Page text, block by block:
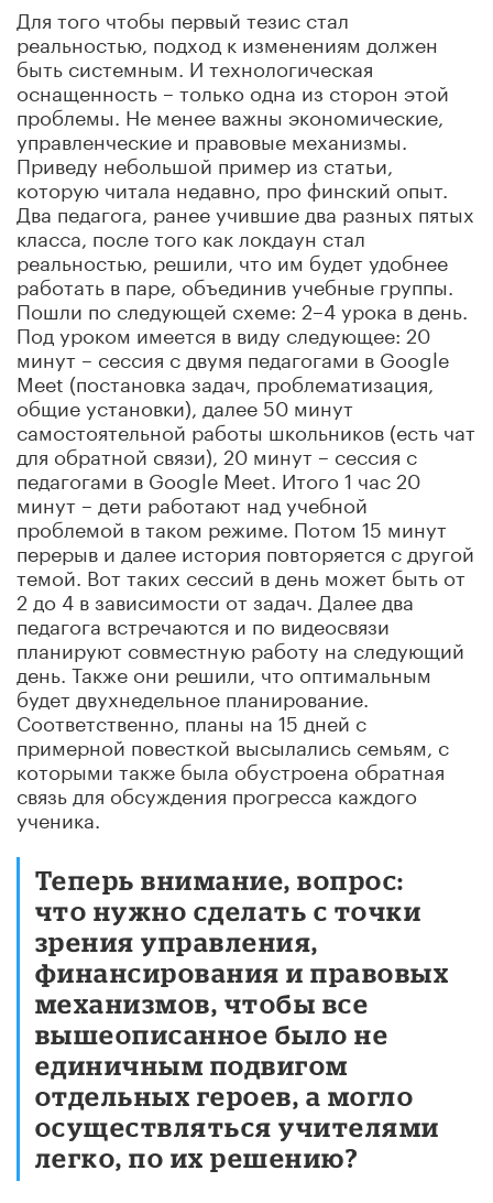
Для того чтобы первый тезис стал
реальностью, подход к изменениям должен
быть системным. И технологическая
оснащенность – только одна из сторон этой
проблемы. Не менее важны экономические,
управленческие и правовые механизмы.
Приведу небольшой пример из статьи,
которую читала недавно, про финский опыт.
Два педагога, ранее учившие два разных пятых
класса, после того как локдаун стал
реальностью, решили, что им будет удобнее
работать в паре, объединив учебные группы.
Пошли по следующей схеме: 2–4 урока в день.
Под уроком имеется в виду следующее: 20
минут – сессия с двумя педагогами в Google
Meet (постановка задач, проблематизация,
общие установки), далее 50 минут
самостоятельной работы школьников (есть чат
для обратной связи), 20 минут – сессия с
педагогами в Google Meet. Итого 1 час 20
минут – дети работают над учебной
проблемой в таком режиме. Потом 15 минут
перерыв и далее история повторяется с другой
темой. Вот таких сессий в день может быть от
2 до 4 в зависимости от задач. Далее два
педагога встречаются и по видеосвязи
планируют совместную работу на следующий
день. Также они решили, что оптимальным
будет двухнедельное планирование.
Соответственно, планы на 15 дней с
примерной повесткой высылались семьям, с
которыми также была обустроена обратная
связь для обсуждения прогресса каждого
ученика.
Теперь внимание, вопрос:
что нужно сделать с точки
зрения управления,
финансирования и правовых
механизмов, чтобы все
вышеописанное было не
единичным подвигом
отдельных героев, а могло
осуществляться учителями
легко, по их решению?